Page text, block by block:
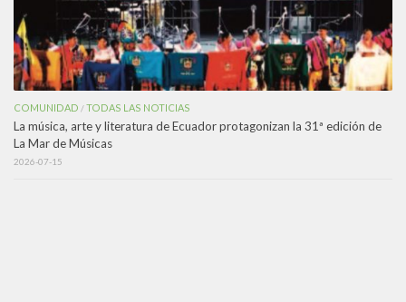
COMUNIDAD /TODAS LAS NOTICIAS
La música, arte y literatura de Ecuador protagonizan la 31ª edición de
La Mar de Músicas
2026-07-15